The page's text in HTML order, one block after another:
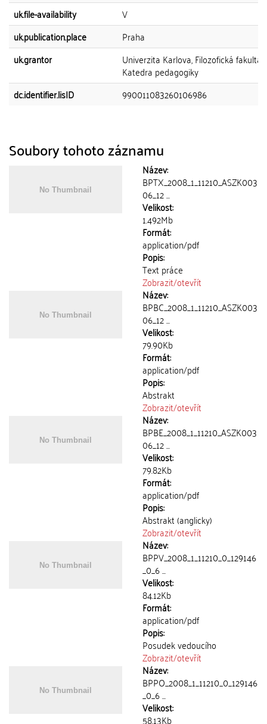
uk.file-availability
V
uk.publication.place
Praha
uk.grantor
Univerzita Karlova, Filozofická fakulta,
Katedra pedagogiky
dc.identifier.lisID
990011083260106986
Soubory tohoto záznamu
Název:
BPTX_2008_1_11210_ASZK003
06_12 ...
Velikost:
1.492Mb
Formát:
application/pdf
Popis:
Text práce
Zobrazit/otevřít
Název:
BPBC_2008_1_11210_ASZK003
06_12 ...
Velikost:
79.90Kb
Formát:
application/pdf
Popis:
Abstrakt
Zobrazit/otevřít
Název:
BPBE_2008_1_11210_ASZK003
06_12 ...
Velikost:
79.82Kb
Formát:
application/pdf
Popis:
Abstrakt (anglicky)
Zobrazit/otevřít
Název:
BPPV_2008_1_11210_0_129146
_0_6 ...
Velikost:
84.12Kb
Formát:
application/pdf
Popis:
Posudek vedoucího
Zobrazit/otevřít
Název:
BPPO_2008_1_11210_0_129146
_0_6 ...
Velikost:
58.13Kb